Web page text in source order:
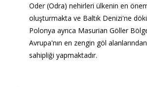
Oder (Odra) nehirleri ülkenin en
oluşturmakta ve Baltık Denizi'ne
Polonya ayrıca Masurian Göller
Avrupa'nın en zengin göl
sahipliği yapmaktadır.